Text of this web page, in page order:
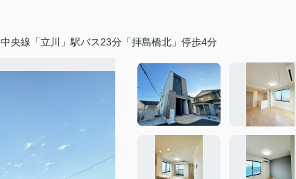
中央線「立川」駅バス23分「拝島橋北」停歩4分